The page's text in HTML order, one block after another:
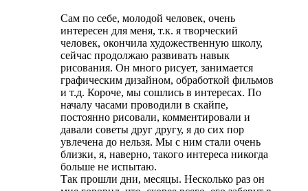
Сам по себе, молодой человек, очень
интересен для меня, т.к. я творческий
человек, окончила художественную школу,
сейчас продолжаю развивать навык
рисования. Он много рисует, занимается
графическим дизайном, обработкой фильмов
и т.д. Короче, мы сошлись в интересах. По
началу часами проводили в скайпе,
постоянно рисовали, комментировали и
давали советы друг другу, я до сих пор
увлечена до нельзя. Мы с ним стали очень
близки, я, наверно, такого интереса никогда
больше не испытаю.
Так прошли дни, месяцы. Несколько раз он